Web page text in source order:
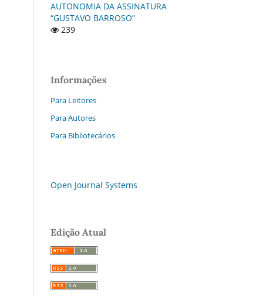
AUTONOMIA DA ASSINATURA
“GUSTAVO BARROSO”
239
Informações
Para Leitores
Para Autores
Para Bibliotecários
Open Journal Systems
Edição Atual